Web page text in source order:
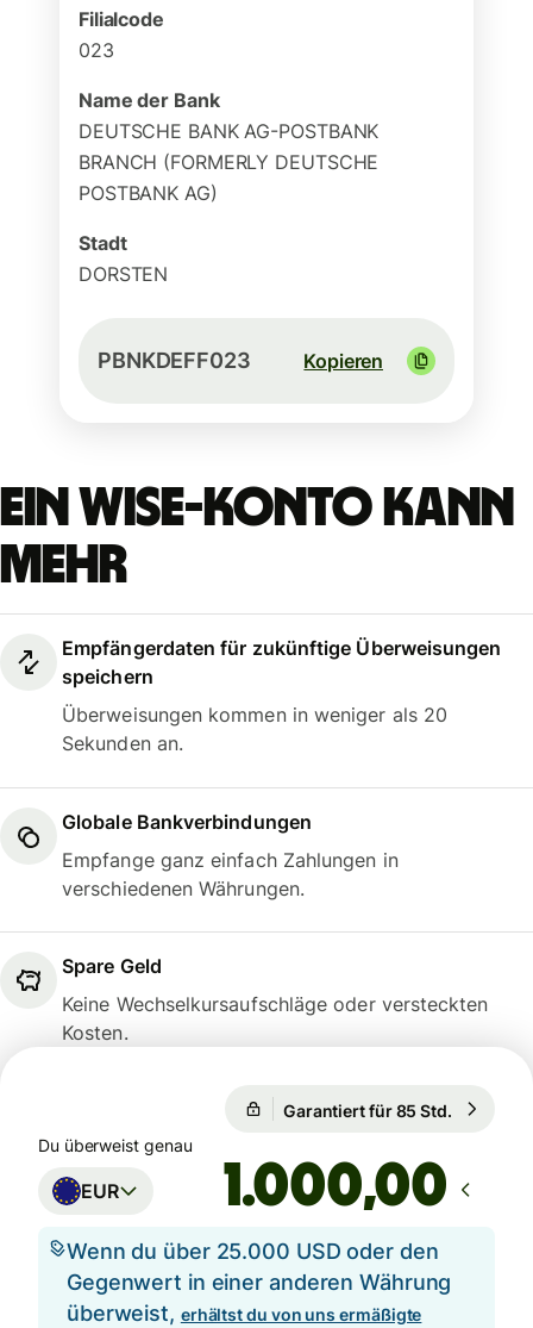
Filialcode
023
Name der Bank
DEUTSCHE BANK AG-POSTBANK
BRANCH (FORMERLY DEUTSCHE
POSTBANK AG)
Stadt
DORSTEN
PBNKDEFF023 Kopieren
Ein Wise-Konto kann
mehr
Empfängerdaten für zukünftige Überweisungen
speichern
Überweisungen kommen in weniger als 20
Sekunden an.
Globale Bankverbindungen
Empfange ganz einfach Zahlungen in
verschiedenen Währungen.
Spare Geld
Keine Wechselkursaufschläge oder versteckten
Kosten.
Garantiert für 85 Std.
Du überweist genau
EUR ,00
Wenn du über 25.000 USD oder den
Gegenwert in einer anderen Währung
überweist, erhältst du von uns ermäßigte